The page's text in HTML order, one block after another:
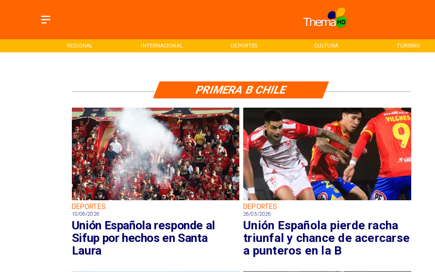
REGIONAL INTERNACIONAL DEPORTES CULTURA TURISMO
DEPORTES
10/06/2026
Unión Española responde al
Sifup por hechos en Santa
Laura
DEPORTES
26/05/2026
Unión Española pierde racha
triunfal y chance de acercarse
a punteros en la B
PRIMERA B CHILE